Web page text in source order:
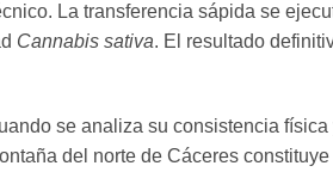
La transferencia sápida se
Cannabis sativa. El resultado
se analiza su consistencia
del norte de Cáceres